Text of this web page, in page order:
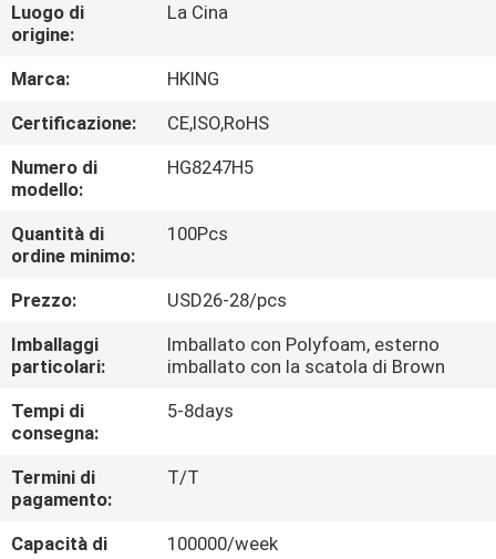
CIRCA
NOI
GIRO
DELLA
FABBRICA
CONTROLLO
DI
QUALITÀ
CONTATTICI
RICHIEDA
UNA
Luogo di
origine:
La Cina
Marca:
HKING
Certificazione:
CE,ISO,RoHS
Numero di
modello:
HG8247H5
Quantità di
ordine minimo:
100Pcs
Prezzo:
USD26-28/pcs
Imballaggi
particolari:
Imballato con Polyfoam, esterno
imballato con la scatola di Brown
Tempi di
consegna:
5-8days
Termini di
pagamento:
T/T
Capacità di
100000/week